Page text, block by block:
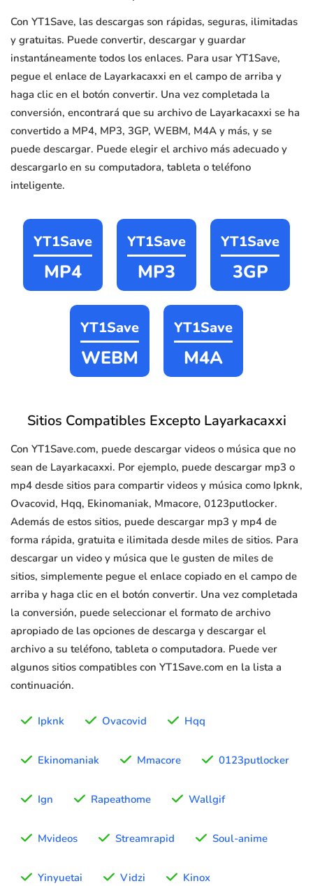
Con YT1Save, las descargas son rápidas, seguras, ilimitadas
y gratuitas. Puede convertir, descargar y guardar
instantáneamente todos los enlaces. Para usar YT1Save,
pegue el enlace de Layarkacaxxi en el campo de arriba y
haga clic en el botón convertir. Una vez completada la
conversión, encontrará que su archivo de Layarkacaxxi se ha
convertido a MP4, MP3, 3GP, WEBM, M4A y más, y se
puede descargar. Puede elegir el archivo más adecuado y
descargarlo en su computadora, tableta o teléfono
inteligente.
YT1Save
MP4
YT1Save
MP3
YT1Save
3GP
YT1Save
WEBM
YT1Save
M4A
Sitios Compatibles Excepto Layarkacaxxi
Con YT1Save.com, puede descargar videos o música que no
sean de Layarkacaxxi. Por ejemplo, puede descargar mp3 o
mp4 desde sitios para compartir videos y música como Ipknk,
Ovacovid, Hqq, Ekinomaniak, Mmacore, 0123putlocker.
Además de estos sitios, puede descargar mp3 y mp4 de
forma rápida, gratuita e ilimitada desde miles de sitios. Para
descargar un video y música que le gusten de miles de
sitios, simplemente pegue el enlace copiado en el campo de
arriba y haga clic en el botón convertir. Una vez completada
la conversión, puede seleccionar el formato de archivo
apropiado de las opciones de descarga y descargar el
archivo a su teléfono, tableta o computadora. Puede ver
algunos sitios compatibles con YT1Save.com en la lista a
continuación.
Ipknk Ovacovid Hqq
Ekinomaniak Mmacore 0123putlocker
Ign Rapeathome Wallgif
Mvideos Streamrapid Soul-anime
Yinyuetai Vidzi Kinox